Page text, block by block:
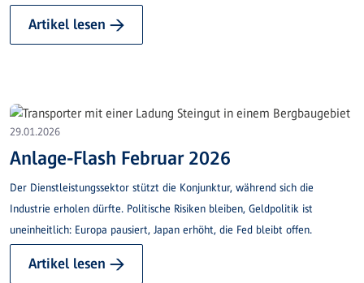
Artikel lesen →
29.01.2026
Anlage-Flash Februar 2026
Der Dienstleistungssektor stützt die Konjunktur, während sich die
Industrie erholen dürfte. Politische Risiken bleiben, Geldpolitik ist
uneinheitlich: Europa pausiert, Japan erhöht, die Fed bleibt offen.
Artikel lesen →